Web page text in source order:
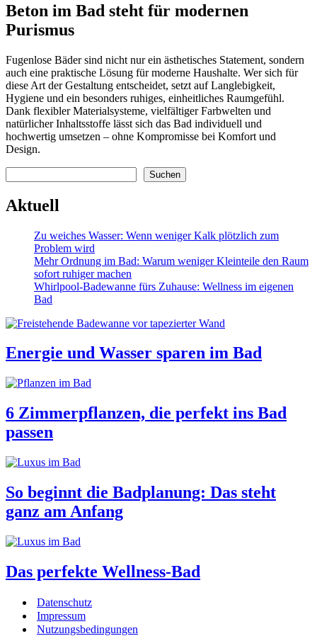
Beton im Bad steht für modernen
Purismus
Fugenlose Bäder sind nicht nur ein ästhetisches Statement, sondern
auch eine praktische Lösung für moderne Haushalte. Wer sich für
diese Art der Gestaltung entscheidet, setzt auf Langlebigkeit,
Hygiene und ein besonders ruhiges, einheitliches Raumgefühl.
Dank flexibler Materialsysteme, vielfältiger Farbwelten und
natürlicher Inhaltsstoffe lässt sich das Bad individuell und
hochwertig umsetzen – ohne Kompromisse bei Komfort und
Design.
Suchen
Aktuell
Zu weiches Wasser: Wenn weniger Kalk plötzlich zum
Problem wird
Mehr Ordnung im Bad: Warum weniger Kleinteile den Raum
sofort ruhiger machen
Whirlpool-Badewanne fürs Zuhause: Wellness im eigenen
Bad
Energie und Wasser sparen im Bad
6 Zimmerpflanzen, die perfekt ins Bad
passen
So beginnt die Badplanung: Das steht
ganz am Anfang
Das perfekte Wellness-Bad
Datenschutz
Impressum
Nutzungsbedingungen